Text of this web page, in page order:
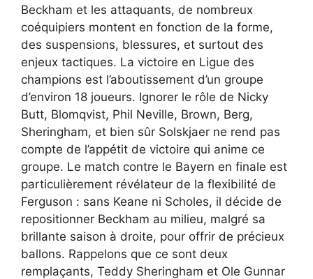
Beckham et les attaquants, de nombreux
coéquipiers montent en fonction de la forme,
des suspensions, blessures, et surtout des
enjeux tactiques. La victoire en Ligue des
champions est l’aboutissement d’un groupe
d’environ 18 joueurs. Ignorer le rôle de Nicky
Butt, Blomqvist, Phil Neville, Brown, Berg,
Sheringham, et bien sûr Solskjaer ne rend pas
compte de l’appétit de victoire qui anime ce
groupe. Le match contre le Bayern en finale est
particulièrement révélateur de la flexibilité de
Ferguson : sans Keane ni Scholes, il décide de
repositionner Beckham au milieu, malgré sa
brillante saison à droite, pour offrir de précieux
ballons. Rappelons que ce sont deux
remplaçants, Teddy Sheringham et Ole Gunnar